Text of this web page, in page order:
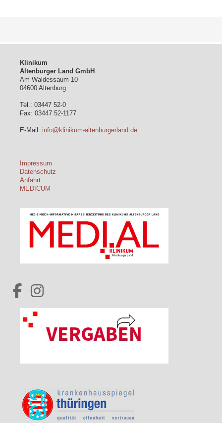
Klinikum
Altenburger Land GmbH
Am Waldessaum 10
04600 Altenburg
Tel.: 03447 52-0
Fax: 03447 52-1177
E-Mail: info@klinikum-altenburgerland.de
Impressum
Datenschutz
Anfahrt
MEDICUM